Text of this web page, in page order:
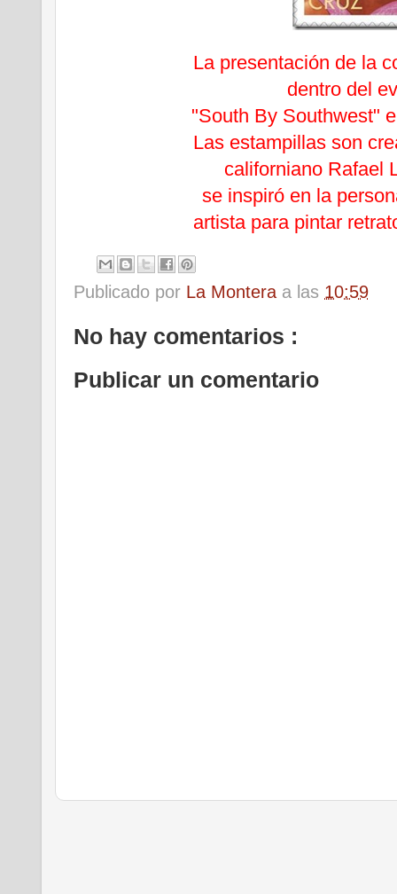
La presentación de la
dentro del
"South By Southwest"
Las estampillas son
californiano Rafael
se inspiró en la
artista para pintar
Publicado por La Montera a las 10:59
No hay comentarios :
Publicar un comentario